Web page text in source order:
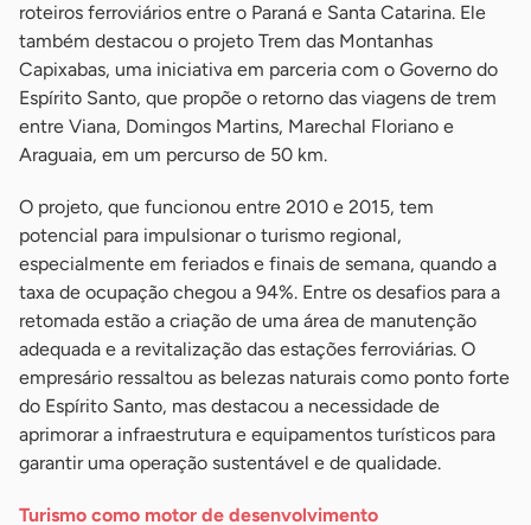
roteiros ferroviários entre o Paraná e Santa Catarina. Ele
também destacou o projeto Trem das Montanhas
Capixabas, uma iniciativa em parceria com o Governo do
Espírito Santo, que propõe o retorno das viagens de trem
entre Viana, Domingos Martins, Marechal Floriano e
Araguaia, em um percurso de 50 km.
O projeto, que funcionou entre 2010 e 2015, tem
potencial para impulsionar o turismo regional,
especialmente em feriados e finais de semana, quando a
taxa de ocupação chegou a 94%. Entre os desafios para a
retomada estão a criação de uma área de manutenção
adequada e a revitalização das estações ferroviárias. O
empresário ressaltou as belezas naturais como ponto forte
do Espírito Santo, mas destacou a necessidade de
aprimorar a infraestrutura e equipamentos turísticos para
garantir uma operação sustentável e de qualidade.
Turismo como motor de desenvolvimento